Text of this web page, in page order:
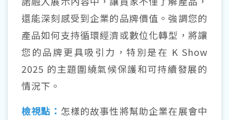
還能深刻感受到企業的品牌價值。強調您的
產品如何支持循環經濟或數位化轉型，將讓
您的品牌更具吸引力，特別是在 K Show
2025 的主題圍繞氣候保護和可持續發展的
情況下。
檢視點： 怎樣的故事性將幫助企業在展會中